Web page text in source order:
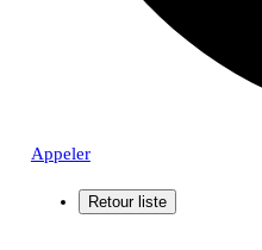
Appeler